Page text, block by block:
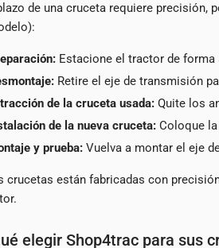
de una cruceta requiere precisión,
Estacione el tractor de
Retire el eje de transmisión
de la cruceta usada: Quite los
de la nueva cruceta: Coloque
y prueba: Vuelva a montar el eje
crucetas están fabricadas con
elegir Shop4trac para sus